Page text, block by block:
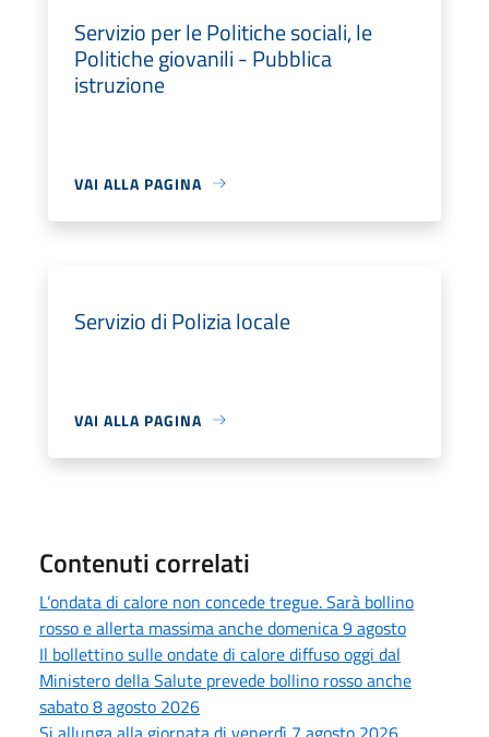
Servizio per le Politiche sociali, le
Politiche giovanili - Pubblica
istruzione
VAI ALLA PAGINA
Servizio di Polizia locale
VAI ALLA PAGINA
Contenuti correlati
L’ondata di calore non concede tregue. Sarà bollino
rosso e allerta massima anche domenica 9 agosto
Il bollettino sulle ondate di calore diffuso oggi dal
Ministero della Salute prevede bollino rosso anche
sabato 8 agosto 2026